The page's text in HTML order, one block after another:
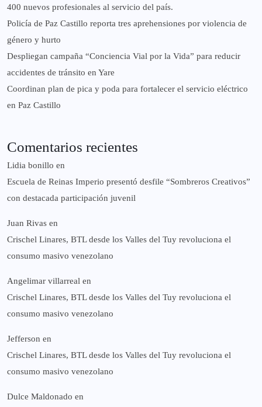
400 nuevos profesionales al servicio del país.
‎Policía de Paz Castillo reporta tres aprehensiones por violencia de
género y hurto
‎Despliegan campaña “Conciencia Vial por la Vida” para reducir
accidentes de tránsito en Yare
Coordinan plan de pica y poda para fortalecer el servicio eléctrico
en Paz Castillo
Comentarios recientes
Lidia bonillo en
Escuela de Reinas Imperio presentó desfile “Sombreros Creativos”
con destacada participación juvenil
Juan Rivas en
Crischel Linares, BTL desde los Valles del Tuy revoluciona el
consumo masivo venezolano
Angelimar villarreal en
Crischel Linares, BTL desde los Valles del Tuy revoluciona el
consumo masivo venezolano
Jefferson en
Crischel Linares, BTL desde los Valles del Tuy revoluciona el
consumo masivo venezolano
Dulce Maldonado en